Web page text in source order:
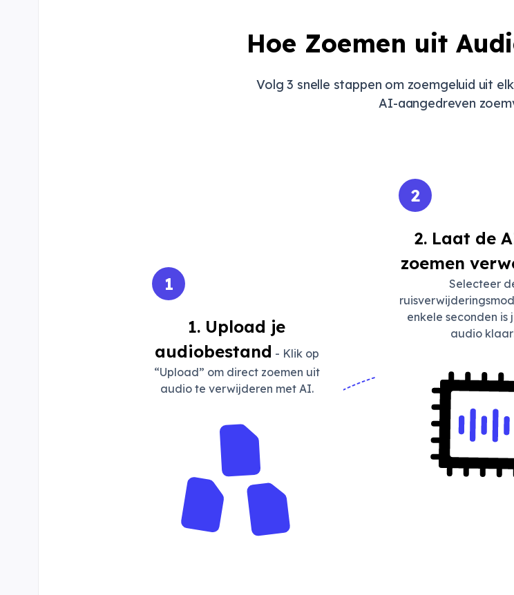
Hoe Zoemen uit
Volg 3 snelle stappen om zoemgeluid uit
AI-aangedreven
1
1. Upload je
audiobestand - Klik op
“Upload” om direct zoemen uit
audio te verwijderen met AI.
2
2. Laat de
zoemen
Selecteer
enkele seconden is
audio